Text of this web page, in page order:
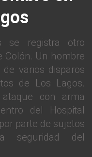
se registra otro
Colón. Un hombre
varios disparos
de Los Lagos.
con arma
del Hospital
parte de sujetos
seguridad del